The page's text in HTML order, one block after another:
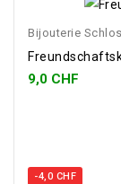
Bijouterie
9,0 CHF
-4,0 CHF